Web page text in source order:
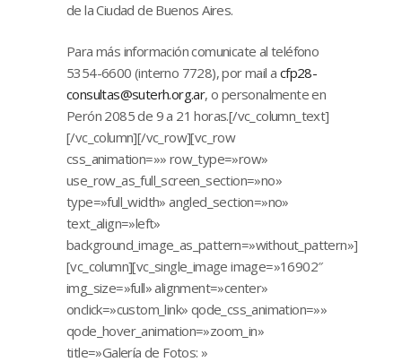
de la Ciudad de Buenos Aires.
Para más información comunicate al teléfono
5354-6600 (interno 7728), por mail a cfp28-
consultas@suterh.org.ar, o personalmente en
Perón 2085 de 9 a 21 horas.[/vc_column_text]
[/vc_column][/vc_row][vc_row
css_animation=»» row_type=»row»
use_row_as_full_screen_section=»no»
type=»full_width» angled_section=»no»
text_align=»left»
background_image_as_pattern=»without_pattern»]
[vc_column][vc_single_image image=»16902″
img_size=»full» alignment=»center»
onclick=»custom_link» qode_css_animation=»»
qode_hover_animation=»zoom_in»
title=»Galería de Fotos: »